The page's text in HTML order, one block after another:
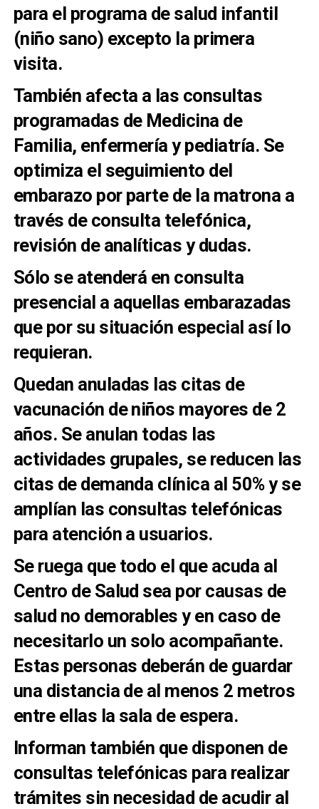
para el programa de salud infantil
(niño sano) excepto la primera
visita.
También afecta a las consultas
programadas de Medicina de
Familia, enfermería y pediatría. Se
optimiza el seguimiento del
embarazo por parte de la matrona a
través de consulta telefónica,
revisión de analíticas y dudas.
Sólo se atenderá en consulta
presencial a aquellas embarazadas
que por su situación especial así lo
requieran.
Quedan anuladas las citas de
vacunación de niños mayores de 2
años. Se anulan todas las
actividades grupales, se reducen las
citas de demanda clínica al 50% y se
amplían las consultas telefónicas
para atención a usuarios.
Se ruega que todo el que acuda al
Centro de Salud sea por causas de
salud no demorables y en caso de
necesitarlo un solo acompañante.
Estas personas deberán de guardar
una distancia de al menos 2 metros
entre ellas la sala de espera.
Informan también que disponen de
consultas telefónicas para realizar
trámites sin necesidad de acudir al